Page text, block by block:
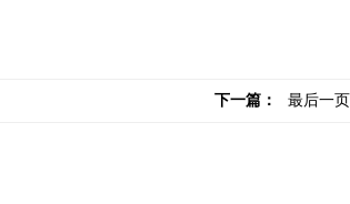
下一篇： 最后一页